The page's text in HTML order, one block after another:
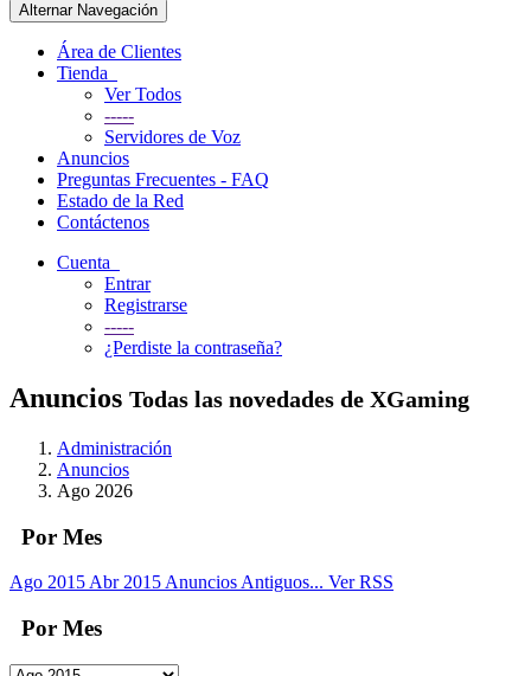
Alternar Navegación
Área de Clientes
Tienda
Ver Todos
-----
Servidores de Voz
Anuncios
Preguntas Frecuentes - FAQ
Estado de la Red
Contáctenos
Cuenta
Entrar
Registrarse
-----
¿Perdiste la contraseña?
Anuncios Todas las novedades de XGaming
Administración
Anuncios
Ago 2026
Por Mes
Ago 2015 Abr 2015 Anuncios Antiguos... Ver RSS
Por Mes